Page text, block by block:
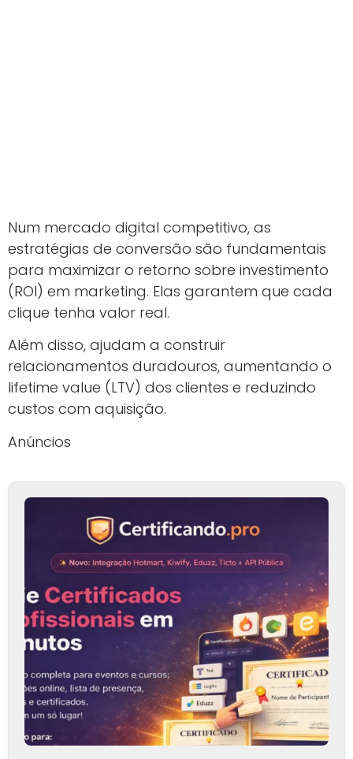
Num mercado digital competitivo, as
estratégias de conversão são fundamentais
para maximizar o retorno sobre investimento
(ROI) em marketing. Elas garantem que cada
clique tenha valor real.
Além disso, ajudam a construir
relacionamentos duradouros, aumentando o
lifetime value (LTV) dos clientes e reduzindo
custos com aquisição.
Anúncios